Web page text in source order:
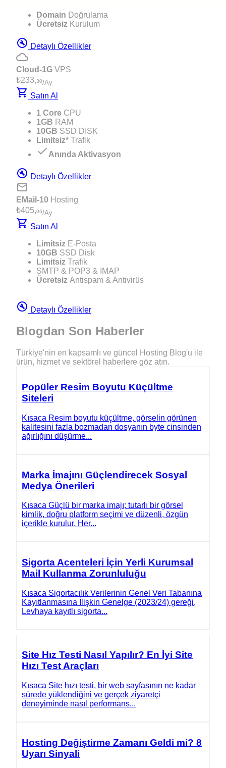
Domain Doğrulama
Ücretsiz Kurulum
build_circle Detaylı Özellikler
cloud
Cloud-1G VPS
₺233,30/Ay
shopping_cart Satın Al
1 Core CPU
1GB RAM
10GB SSD DİSK
Limitsiz* Trafik
check Anında Aktivasyon
build_circle Detaylı Özellikler
email
EMail-10 Hosting
₺405,06/Ay
shopping_cart Satın Al
Limitsiz E-Posta
10GB SSD Disk
Limitsiz Trafik
SMTP & POP3 & IMAP
Ücretsiz Antispam & Antivirüs
build_circle Detaylı Özellikler
Blogdan Son Haberler
Türkiye'nin en kapsamlı ve güncel Hosting Blog'u ile
ürün, hizmet ve sektörel haberlere göz atın.
Popüler Resim Boyutu Küçültme
Siteleri
Kısaca Resim boyutu küçültme, görselin görünen
kalitesini fazla bozmadan dosyanın byte cinsinden
ağırlığını düşürme...
Marka İmajını Güçlendirecek Sosyal
Medya Önerileri
Kısaca Güçlü bir marka imajı; tutarlı bir görsel
kimlik, doğru platform seçimi ve düzenli, özgün
içerikle kurulur. Her...
Sigorta Acenteleri İçin Yerli Kurumsal
Mail Kullanma Zorunluluğu
Kısaca Sigortacılık Verilerinin Genel Veri Tabanına
Kayıtlanmasına İlişkin Genelge (2023/24) gereği,
Levhaya kayıtlı sigorta...
Site Hız Testi Nasıl Yapılır? En İyi Site
Hızı Test Araçları
Kısaca Site hızı testi, bir web sayfasının ne kadar
sürede yüklendiğini ve gerçek ziyaretçi
deneyiminde nasıl performans...
Hosting Değiştirme Zamanı Geldi mi? 8
Uyarı Sinyali